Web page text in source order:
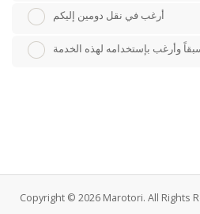
أرغب في نقل دومين إليكم
وأرغب بإستخدامه لهذه الخدمة
Copyright © 2026 Marotori. All Rights